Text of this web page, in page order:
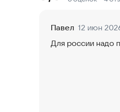
• Местоположение:
искать места по
Контент
Приложение
Павел 12 июн
Для россии надо